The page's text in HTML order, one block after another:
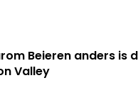
Beieren anders is
Valley